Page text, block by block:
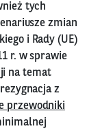
tych
zmian
i Rady (UE)
r. w sprawie
na temat
z
przewodniki